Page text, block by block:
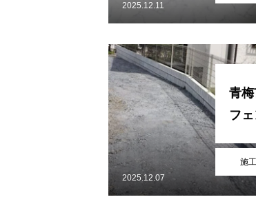
会社案内
協力下請け業者
2025.12.11
施
青梅
フ
2025.12.07